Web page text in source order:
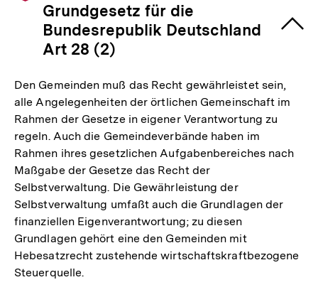
Grundgesetz für die
Bundesrepublik Deutschland
Art 28 (2)
Den Gemeinden muß das Recht gewährleistet sein,
alle Angelegenheiten der örtlichen Gemeinschaft im
Rahmen der Gesetze in eigener Verantwortung zu
regeln. Auch die Gemeindeverbände haben im
Rahmen ihres gesetzlichen Aufgabenbereiches nach
Maßgabe der Gesetze das Recht der
Selbstverwaltung. Die Gewährleistung der
Selbstverwaltung umfaßt auch die Grundlagen der
finanziellen Eigenverantwortung; zu diesen
Grundlagen gehört eine den Gemeinden mit
Hebesatzrecht zustehende wirtschaftskraftbezogene
Steuerquelle.